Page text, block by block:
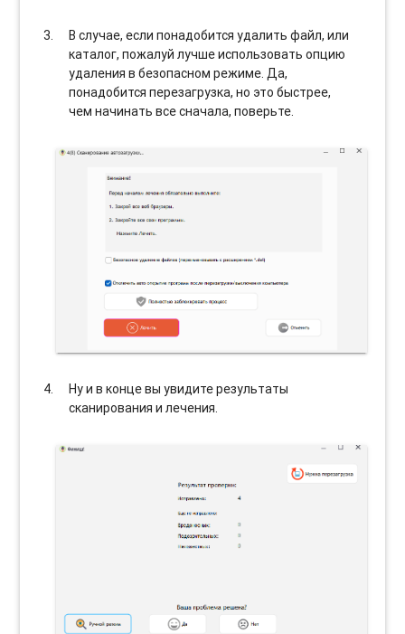
В случае, если понадобится удалить файл, или
каталог, пожалуй лучше использовать опцию
удаления в безопасном режиме. Да,
понадобится перезагрузка, но это быстрее,
чем начинать все сначала, поверьте.
Ну и в конце вы увидите результаты
сканирования и лечения.